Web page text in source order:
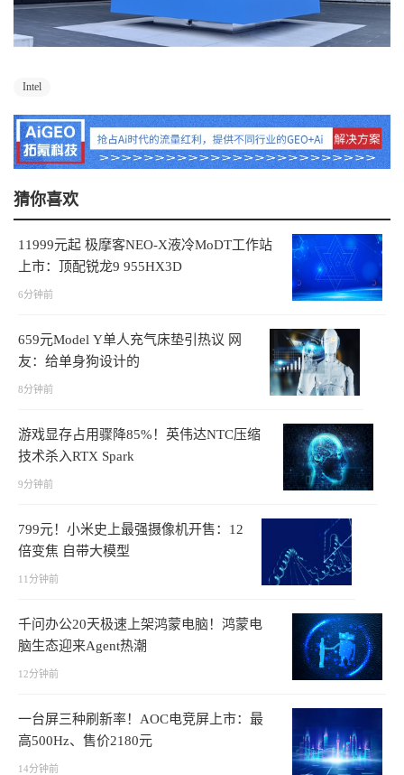
Intel
猜你喜欢
11999元起 极摩客NEO-X液冷MoDT工作站
上市：顶配锐龙9 955HX3D
6分钟前
659元Model Y单人充气床垫引热议 网
友：给单身狗设计的
8分钟前
游戏显存占用骤降85%！英伟达NTC压缩
技术杀入RTX Spark
9分钟前
799元！小米史上最强摄像机开售：12
倍变焦 自带大模型
11分钟前
千问办公20天极速上架鸿蒙电脑！鸿蒙电
脑生态迎来Agent热潮
12分钟前
一台屏三种刷新率！AOC电竞屏上市：最
高500Hz、售价2180元
14分钟前